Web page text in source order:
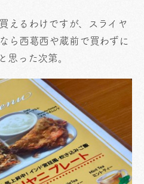
えるわけですが、スライヤ
ら西葛西や蔵前で買わずに
思った次第。